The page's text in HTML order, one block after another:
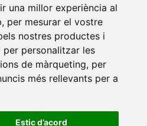
una millor experiència al
, per mesurar el vostre
nostres productes i
per personalitzar les
de màrqueting, per
més rellevants per a
Estic d’acord
de Barcelona•Universitat
•Universitat de Girona
Balears•Universitat
•Universitat Jaume I
Universitat Miguel Hernández
de Catalunya•Universitat
•Universitat Ramon Llull